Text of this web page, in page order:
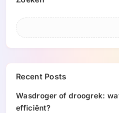
Recent Posts
Wasdroger of droogrek:
efficiënt?